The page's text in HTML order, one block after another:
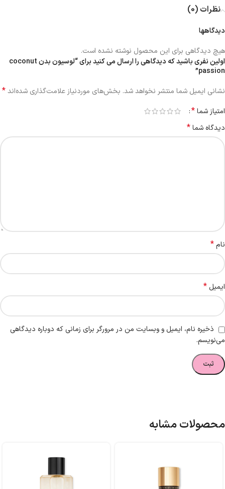
نظرات (0)
دیدگاهها
هیچ دیدگاهی برای این محصول نوشته نشده است.
اولین نفری باشید که دیدگاهی را ارسال می کنید برای “لوسیون بدن coconut
passion”
نشانی ایمیل شما منتشر نخواهد شد. بخش‌های موردنیاز علامت‌گذاری شده‌اند*
امتیاز شما*
دیدگاه شما*
نام*
ایمیل *
ذخیره نام، ایمیل و وبسایت من در مرورگر برای زمانی که دوباره دیدگاهی
می‌نویسم.
محصولات مشابه